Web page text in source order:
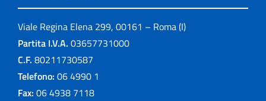
Viale Regina Elena 299, 00161 – Roma (I)
Partita I.V.A. 03657731000
C.F. 80211730587
Telefono: 06 4990 1
Fax: 06 4938 7118